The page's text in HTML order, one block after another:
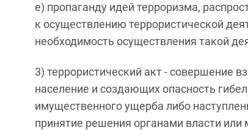
е) пропаганду идей терроризма,
к осуществлению террористической
необходимость осуществления такой
3) террористический акт - совершение
население и создающих опасность
имущественного ущерба либо
принятие решения органами власти